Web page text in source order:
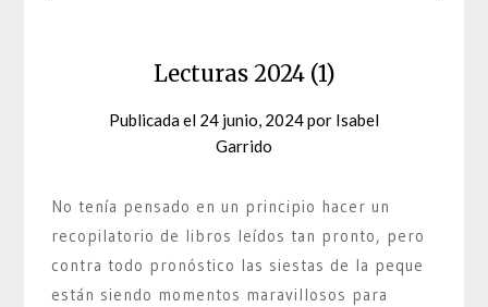
Lecturas 2024 (1)
Publicada el 24 junio, 2024por Isabel
Garrido
No tenía pensado en un principio hacer un
recopilatorio de libros leídos tan pronto, pero
contra todo pronóstico las siestas de la peque
están siendo momentos maravillosos para